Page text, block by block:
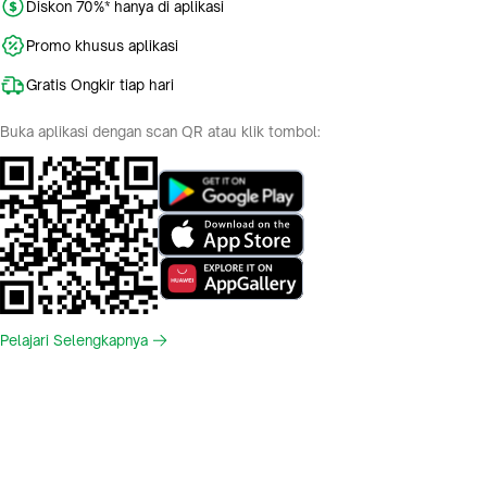
Diskon 70%* hanya di aplikasi
Promo khusus aplikasi
Gratis Ongkir tiap hari
Buka aplikasi dengan scan QR atau klik tombol:
Pelajari Selengkapnya